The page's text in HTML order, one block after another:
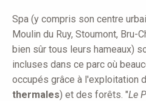
Spa (y compris son centre
Moulin du Ruy, Stoumont, Bru-
bien sûr tous leurs hameaux)
incluses dans ce parc où
occupés grâce à l'exploitation
thermales) et des forêts. "Le